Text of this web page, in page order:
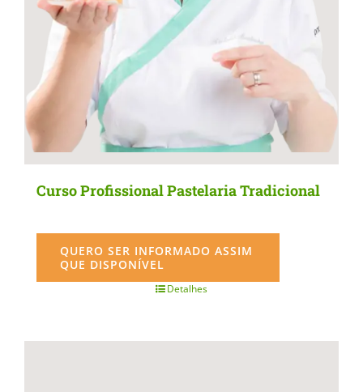
Curso Profissional Pastelaria Tradicional
QUERO SER INFORMADO ASSIM
QUE DISPONÍVEL
Detalhes